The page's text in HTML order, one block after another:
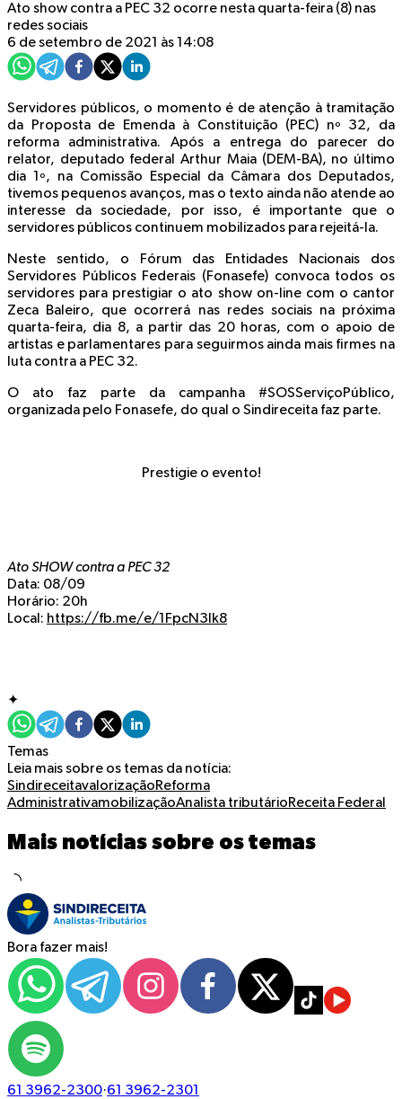
Ato show contra a PEC 32 ocorre nesta quarta-feira (8) nas
redes sociais
6 de setembro de 2021 às 14:08
Servidores públicos, o momento é de atenção à tramitação
da Proposta de Emenda à Constituição (PEC) nº 32, da
reforma administrativa. Após a entrega do parecer do
relator, deputado federal Arthur Maia (DEM-BA), no último
dia 1º, na Comissão Especial da Câmara dos Deputados,
tivemos pequenos avanços, mas o texto ainda não atende ao
interesse da sociedade, por isso, é importante que o
servidores públicos continuem mobilizados para rejeitá-la.
Neste sentido, o Fórum das Entidades Nacionais dos
Servidores Públicos Federais (Fonasefe) convoca todos os
servidores para prestigiar o ato show on-line com o cantor
Zeca Baleiro, que ocorrerá nas redes sociais na próxima
quarta-feira, dia 8, a partir das 20 horas, com o apoio de
artistas e parlamentares para seguirmos ainda mais firmes na
luta contra a PEC 32.
O ato faz parte da campanha #SOSServiçoPúblico,
organizada pelo Fonasefe, do qual o Sindireceita faz parte.
Prestigie o evento!
Ato SHOW contra a PEC 32
Data: 08/09
Horário: 20h
Local : https://fb.me/e/1FpcN3lk8
✦
Temas
Leia mais sobre os temas da notícia:
SindireceitavalorizaçãoReforma
AdministrativamobilizaçãoAnalista tributárioReceita Federal
Mais notícias sobre os temas
Bora fazer mais!
61 3962-2300·61 3962-2301